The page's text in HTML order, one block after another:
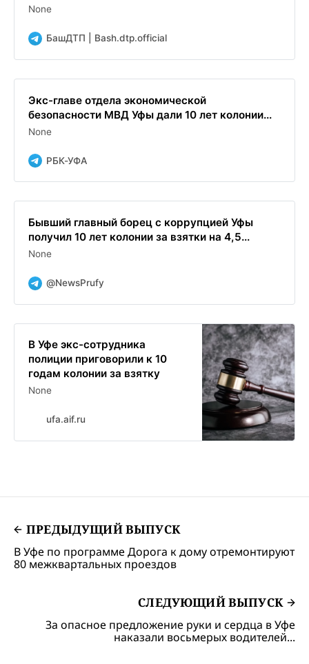
None
БашДТП | Bash.dtp.official
Экс-главе отдела экономической
безопасности МВД Уфы дали 10 лет колонии...
None
РБК-УФА
Бывший главный борец с коррупцией Уфы
получил 10 лет колонии за взятки на 4,5...
None
@NewsPrufy
В Уфе экс-сотрудника
полиции приговорили к 10
годам колонии за взятку
None
ufa.aif.ru
ПРЕДЫДУЩИЙ ВЫПУСК
В Уфе по программе Дорога к дому отремонтируют
80 межквартальных проездов
СЛЕДУЮЩИЙ ВЫПУСК
За опасное предложение руки и сердца в Уфе
наказали восьмерых водителей...